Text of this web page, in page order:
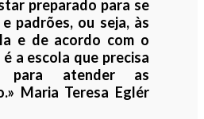
preparado para se
padrões, ou seja, às
e de acordo com o
a escola que precisa
para atender as
Maria Teresa Eglér